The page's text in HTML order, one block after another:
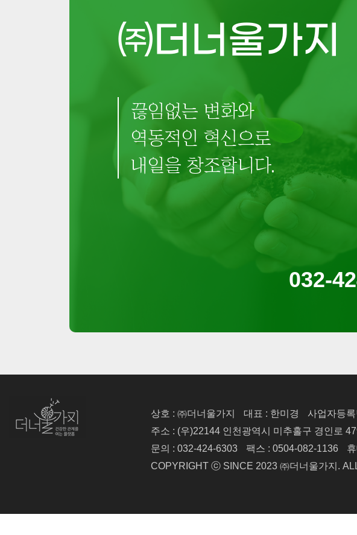
㈜더너울가지
끊임없는 변화와
역동적인 혁신으로
내일을 창조합니다.
032-
상호 : ㈜더너울가지 대표 : 한미경
사업자등
주소 : (우)22144 인천광역시 미추홀구 경인로
문의 : 032-424-6303
팩스 : 0504-082-1136
COPYRIGHT ⓒ SINCE 2023 ㈜더너울가지.